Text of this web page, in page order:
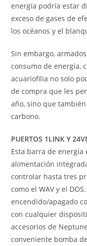
energía podría estar
exceso de gases de
los océanos y el
Sin embargo,
consumo de energía,
acuariofilia no solo
de compra que les
año, sino que
carbono.
PUERTOS 1LINK Y
Esta barra de
alimentación
controlar hasta tres
como el WAV y el
encendido/apagado
con cualquier
accesorios de
conveniente bomba